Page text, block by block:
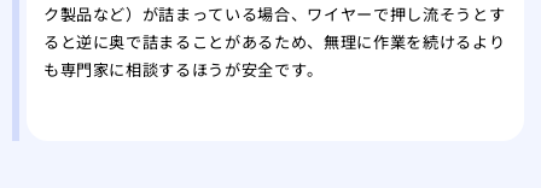
ク製品など）が詰まっている場合、ワイヤーで押し流そうとす
ると逆に奥で詰まることがあるため、無理に作業を続けるより
も専門家に相談するほうが安全です。